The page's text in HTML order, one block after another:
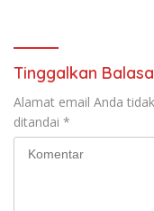
Tinggalkan
Alamat email Anda
ditandai *